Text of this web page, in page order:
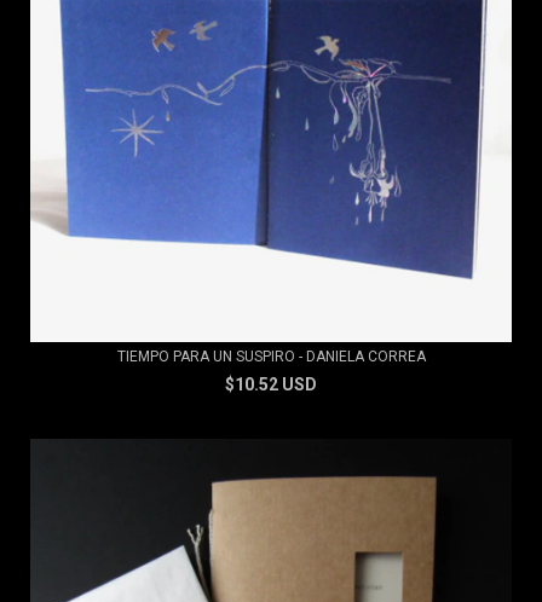
TIEMPO PARA UN SUSPIRO - DANIELA CORREA
$10.52 USD